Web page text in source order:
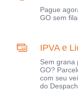
Pague
GO sem
IPVA e
Sem grana
GO?
com seu
do